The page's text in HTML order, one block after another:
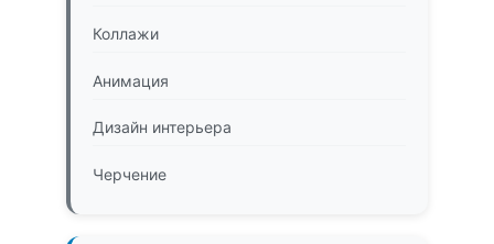
Коллажи
Анимация
Дизайн интерьера
Черчение